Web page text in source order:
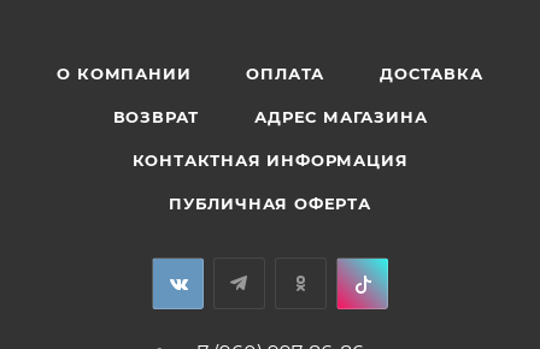
О КОМПАНИИ ОПЛАТА ДОСТАВКА
ВОЗВРАТ АДРЕС МАГАЗИНА
КОНТАКТНАЯ ИНФОРМАЦИЯ
ПУБЛИЧНАЯ ОФЕРТА